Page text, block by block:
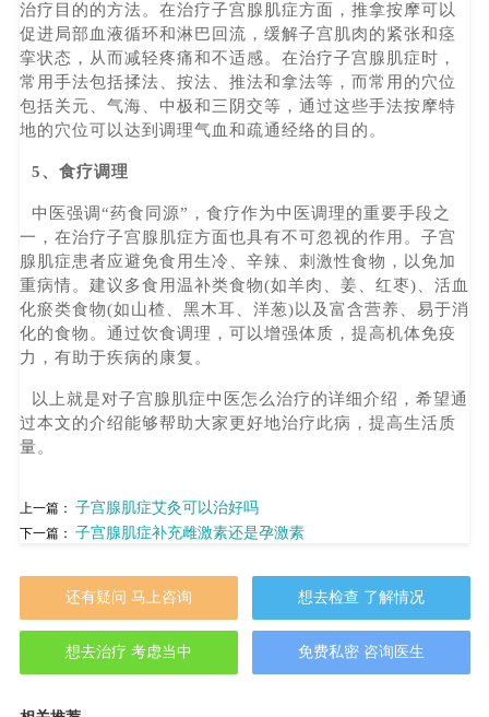
治疗目的的方法。在治疗子宫腺肌症方面，推拿按摩可以
促进局部血液循环和淋巴回流，缓解子宫肌肉的紧张和痉
挛状态，从而减轻疼痛和不适感。在治疗子宫腺肌症时，
常用手法包括揉法、按法、推法和拿法等，而常用的穴位
包括关元、气海、中极和三阴交等，通过这些手法按摩特
地的穴位可以达到调理气血和疏通经络的目的。
5、食疗调理
中医强调“药食同源”，食疗作为中医调理的重要手段之
一，在治疗子宫腺肌症方面也具有不可忽视的作用。子宫
腺肌症患者应避免食用生冷、辛辣、刺激性食物，以免加
重病情。建议多食用温补类食物(如羊肉、姜、红枣)、活血
化瘀类食物(如山楂、黑木耳、洋葱)以及富含营养、易于消
化的食物。通过饮食调理，可以增强体质，提高机体免疫
力，有助于疾病的康复。
以上就是对子宫腺肌症中医怎么治疗的详细介绍，希望通
过本文的介绍能够帮助大家更好地治疗此病，提高生活质
量。
上一篇： 子宫腺肌症艾灸可以治好吗
下一篇： 子宫腺肌症补充雌激素还是孕激素
还有疑问 马上咨询 想去检查 了解情况
想去治疗 考虑当中 免费私密 咨询医生